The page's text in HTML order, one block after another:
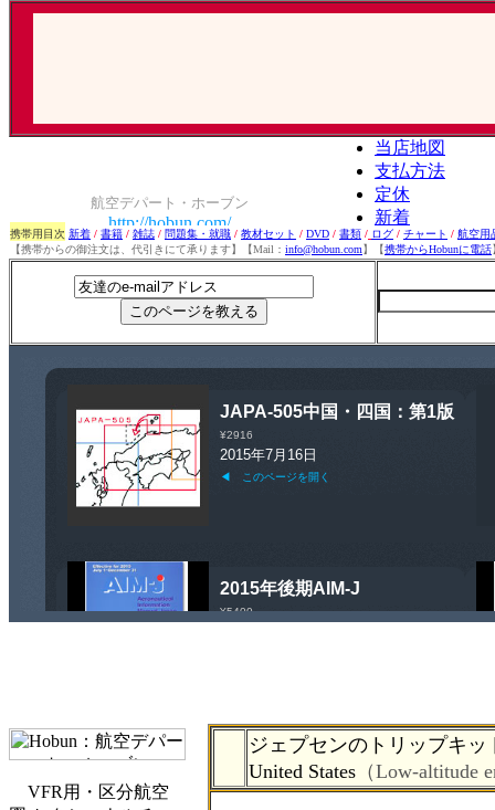
携帯用目次 新着 / 書籍 / 雑誌 / 問題集・就職 / 教材セット / DVD / 書類 / ログ / チャート / 航空用
【携帯からの御注文は、代引きにて承ります】【Mail： info@hobun.com】【携帯からHobunに電話
ジェプセンのトリップキッ
United States （Low-altitude